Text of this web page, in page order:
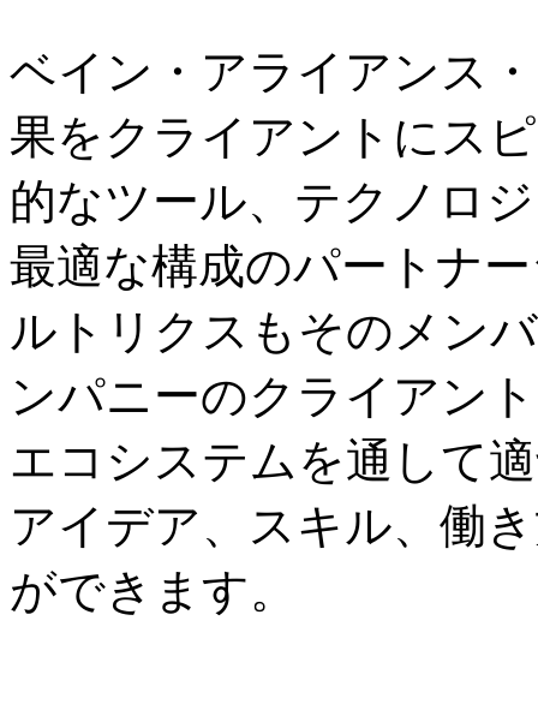
ベイン・アライアンス
果をクライアントにス
的なツール、テクノロ
最適な構成のパートナ
ルトリクスもそのメン
ンパニーのクライアン
エコシステムを通して
アイデア、スキル、働
ができます。